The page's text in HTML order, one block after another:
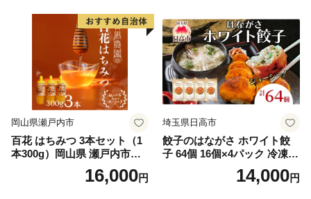
岡山県瀬戸内市
百花 はちみつ 3本セット（1
本300g）岡山県 瀬戸内市産
石黒農園 ヨーグルト パン 砂
糖の代わり 香り高い いい香
16,000円
埼玉県日高市
餃子のはながさ ホワイト餃
子 64個 16個×4パック 冷凍
中華 点心 B級グルメ ご当地
野菜 おつまみ おかず 簡単調
14,000円